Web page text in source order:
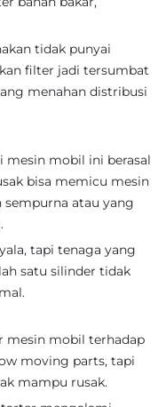
tidak punyai
filter jadi tersumbat
menahan distribusi
mesin mobil ini berasal
bisa memicu mesin
atau yang
tapi tenaga yang
satu silinder tidak
mesin mobil terhadap
moving parts, tapi
mampu rusak.